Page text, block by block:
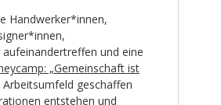
Handwerker*innen,
und eine
„Gemeinschaft ist
Arbeitsumfeld geschaffen
entstehen und